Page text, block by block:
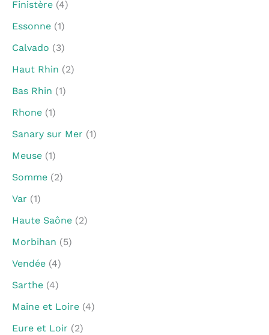
Finistère (4)
Essonne (1)
Calvado (3)
Haut Rhin (2)
Bas Rhin (1)
Rhone (1)
Sanary sur Mer (1)
Meuse (1)
Somme (2)
Var (1)
Haute Saône (2)
Morbihan (5)
Vendée (4)
Sarthe (4)
Maine et Loire (4)
Eure et Loir (2)